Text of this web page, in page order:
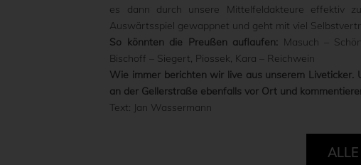
es dann durch unsere Mittelfeldakteure effektiv
Auswärtsspiel gewappnet und geht mit viel
So könnten die Preußen auflaufen: Masuch –
Bischoff – Siegert, Piossek, Kara – Reichwein
Wie immer berichten wir live aus unserem Liveticker.
an der Gellerstraße ebenfalls vor Ort und
Text: Jan Wassermann